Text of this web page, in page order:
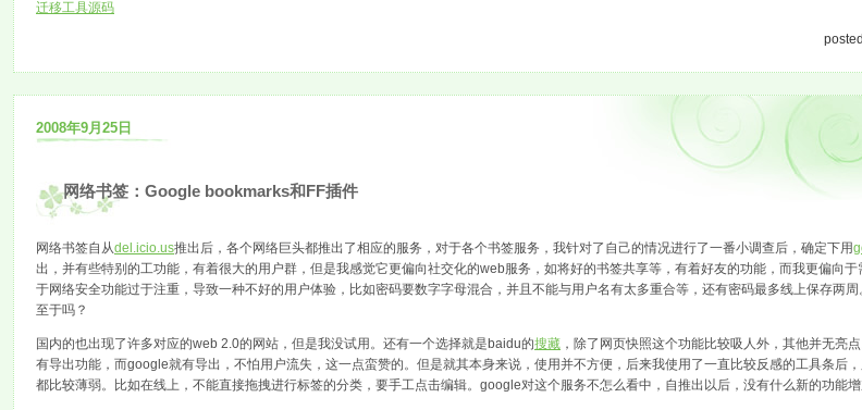
迁移工具源码
2008年9月25日
网络书签：Google bookmarks和FF插件
网络书签自从del.icio.us推出后，各个网络巨头都推出了相应的服务，对于各个书签服务，我针对了自己的情况进行了一番小调查后，确定下用
出，并有些特别的工功能，有着很大的用户群，但是我感觉它更偏向社交化的web服务，如将好的书签共享等，有着好友的功能，而我更偏向
于网络安全功能过于注重，导致一种不好的用户体验，比如密码要数字字母混合，并且不能与用户名有太多重合等，还有密码最多线上保存两
至于吗？
国内的也出现了许多对应的web 2.0的网站，但是我没试用。还有一个选择就是baidu的搜藏 ，除了网页快照这个功能比较吸人外，其他并无亮
有导出功能，而google就有导出，不怕用户流失，这一点蛮赞的。但是就其本身来说，使用并不方便，后来我使用了一直比较反感的工具条后
都比较薄弱。比如在线上，不能直接拖拽进行标签的分类，要手工点击编辑。google对这个服务不怎么看中，自推出以后，没有什么新的功能